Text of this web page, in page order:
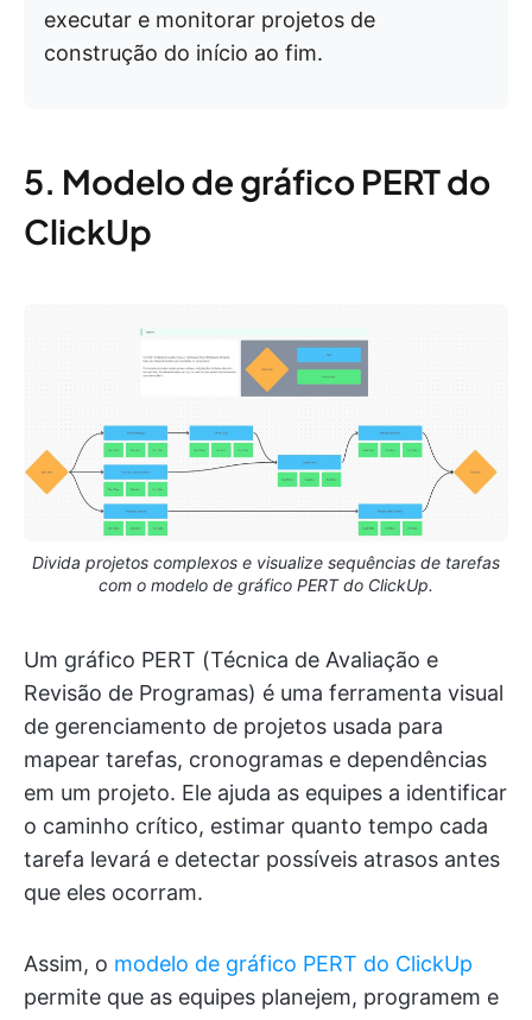
executar e monitorar projetos de
construção do início ao fim.
5. Modelo de gráfico PERT do
ClickUp
Divida projetos complexos e visualize sequências de tarefas
com o modelo de gráfico PERT do ClickUp.
Um gráfico PERT (Técnica de Avaliação e
Revisão de Programas) é uma ferramenta visual
de gerenciamento de projetos usada para
mapear tarefas, cronogramas e dependências
em um projeto. Ele ajuda as equipes a identificar
o caminho crítico, estimar quanto tempo cada
tarefa levará e detectar possíveis atrasos antes
que eles ocorram.
Assim, o modelo de gráfico PERT do ClickUp
permite que as equipes planejem, programem e